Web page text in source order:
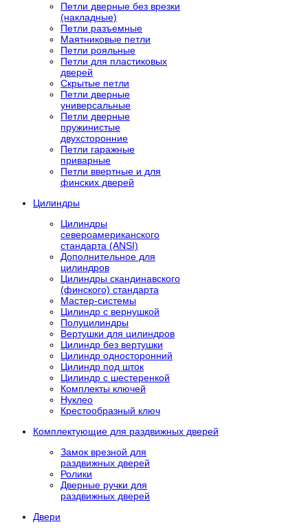
Петли дверные без врезки
(накладные)
Петли разъемные
Маятниковые петли
Петли рояльные
Петли для пластиковых
дверей
Скрытые петли
Петли дверные
универсальные
Петли дверные
пружинистые
двухсторонние
Петли гаражные
приварные
Петли ввертные и для
финских дверей
Цилиндры
Цилиндры
североамериканского
стандарта (ANSI)
Дополнительное для
цилиндров
Цилиндры скандинавского
(финского) стандарта
Мастер-системы
Цилиндр с вернушкой
Полуцилиндры
Вертушки для цилиндров
Цилиндр без вертушки
Цилиндр односторонний
Цилиндр под шток
Цилиндр с шестеренкой
Комплекты ключей
Нуклео
Крестообразный ключ
Комплектующие для раздвижных дверей
Замок врезной для
раздвижных дверей
Ролики
Дверные ручки для
раздвижных дверей
Двери